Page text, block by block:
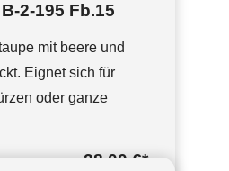
2-195 Fb.15
mit beere und
Eignet sich für
oder ganze
38,00 €*